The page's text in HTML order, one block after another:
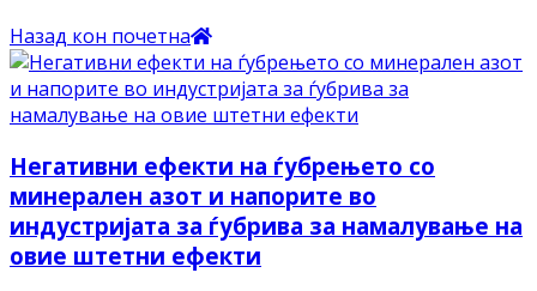
Назад кон почетна
Негативни ефекти на ѓубрењето со
минерален азот и напорите во
индустријата за ѓубрива за намалување на
овие штетни ефекти